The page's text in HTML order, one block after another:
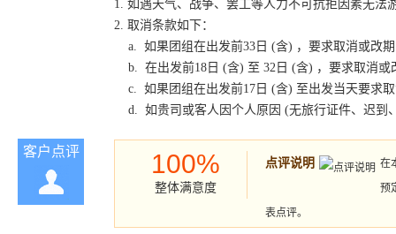
1. 如遇天气、战争、罢工等人力不可抗拒因素无
2. 取消条款如下：
a. 如果团组在出发前33日 (含) ，要求取消或改
b. 在出发前18日 (含) 至 32日 (含) ，要求取消或
c. 如果团组在出发前17日 (含) 至出发当天要求
d. 如贵司或客人因个人原因 (无旅行证件、迟到
客户点评 100%
整体满意度
点评说明
在
预
表点评。